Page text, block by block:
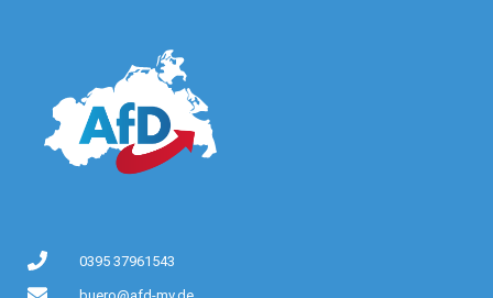
0395 37961543